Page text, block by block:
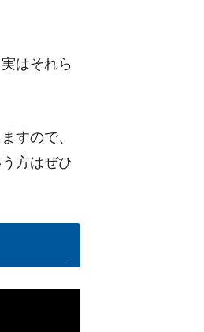
はそれら
すので、
方はぜひ